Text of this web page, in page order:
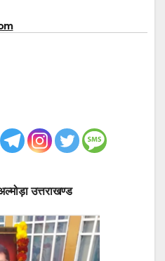
उत्तराखण्ड